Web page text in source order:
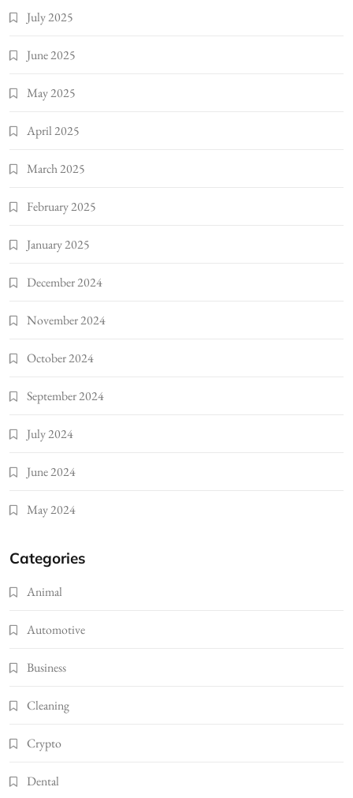
July 2025
June 2025
May 2025
April 2025
March 2025
February 2025
January 2025
December 2024
November 2024
October 2024
September 2024
July 2024
June 2024
May 2024
Categories
Animal
Automotive
Business
Cleaning
Crypto
Dental